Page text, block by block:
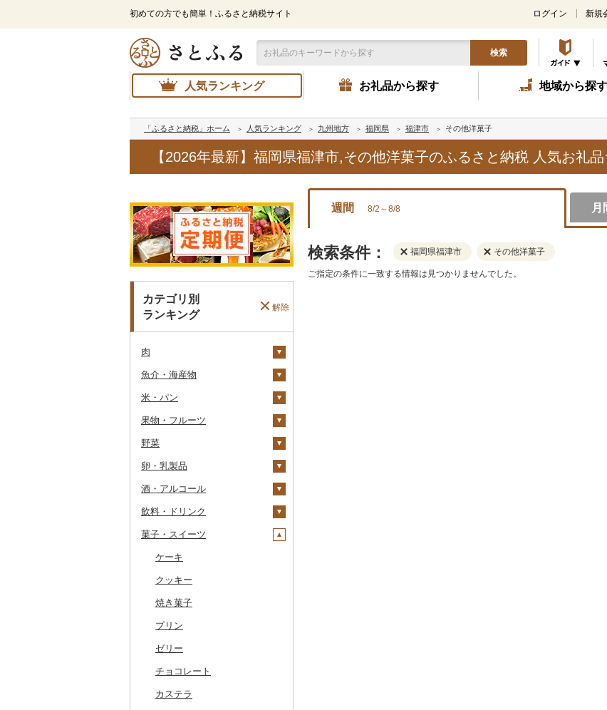
初めての方でも簡単！ふるさと納税サイト ログイン 新規
検索
人気ランキング お礼品から探す 地域から探す
「ふるさと納税」ホーム 人気ランキング 九州地方 福岡県 福津市 その他洋菓子
【2026年最新】福岡県福津市,その他洋菓子のふるさと納税 人気お礼品
カテゴリ別
ランキング
解除
肉
牛肉（精肉）
ステーキ
すき焼き
焼肉
牛タン
和牛
黒毛和牛
白老牛
仙台牛
米沢牛
山形牛
常陸牛
上州牛
飛騨牛
牛肉（加工品）
ハンバーグ
ローストビーフ
ビーフジャーキー
その他牛肉（加工品）
豚肉（精肉）
すき焼き
しゃぶしゃぶ
焼肉
アグー豚
その他豚肉（精肉）
豚肉（加工品）
ハンバーグ
もつ鍋
ハム
ソーセージ・ウインナ
鶏肉
鶏肉（精肉）
ハム・ソーセージ
唐揚げ
中津からあげ
水炊き
地鶏
赤鶏さつま
その他鶏肉
鹿肉
馬肉
羊肉・ラム肉（ジンギス
魚介・海産物
カニ
ズワイガニ
毛ガニ
かにしゃぶ
その他カニ
エビ
ボタンエビ
伊勢海老
その他エビ
いくら
うに
明太子・たらこ
明太子
たらこ
その他魚卵
数の子
からすみ
キャビア
その他魚卵
貝
帆立（ホタテ）
鮑（アワビ）
牡蠣（カキ）
あさり
しじみ
サザエ
はまぐり
うなぎ
鮮魚
鮭・サーモン
マグロ
イワシ
カツオ
金目鯛
イカ・タコ
イカ
タコ
海苔・海藻
海苔
わかめ
ひじき
干物
ししゃも
その他干物
その他魚介・加工品
しらす・ちりめん
米・パン
米
無洗米
玄米
金芽米
ゆめぴりか
つや姫
コシヒカリ
はえぬき
さがびより
あきたこまち
ひとめぼれ
ミルキークィーン
雑穀
餅
その他穀物加工品
パン
果物・フルーツ
ぶどう・マスカット
巨峰
ナガノパープル
ピオーネ
デラウェア
シャインマスカット
その他ぶどう・マスカ
いちご
りんご
もも
メロン
さくらんぼ
梨
和梨
洋梨・ラフランス
マンゴー
みかん・柑橘
みかん
レモン
不知火・デコポン
すいか
キウイ
柿（カキ）
野菜
いも
じゃがいも
さつまいも
その他いも
トマト
フルーツトマト
ミニトマト
その他トマト
玉ねぎ
ねぎ
とうもろこし
根菜
人参
大根
自然薯
レンコン
にんにく・生姜
アスパラガス
豆
きのこ
しいたけ
松茸
その他野菜
山菜
卵・乳製品
卵
チーズ
ヨーグルト
牛乳
バター
その他乳製品
酒・アルコール
ビール・発泡酒
ビール
発泡酒
地ビール・クラフトビ
日本酒
純米大吟醸
純米吟醸
大吟醸
吟醸
その他日本酒
焼酎
芋焼酎
麦焼酎
米焼酎
黒糖焼酎
その他焼酎
梅酒
泡盛
ワイン
白ワイン
赤ワイン
シャンパン・スパーク
ウイスキー
リキュール・洋酒
甘酒
飲料・ドリンク
水・ミネラルウォーター
コーヒー・コーヒー豆
飲料
コーヒー豆
粉
ドリップ
茶
飲料
茶葉・ティーバッグ
静岡茶
足柄茶
知覧茶
果汁飲料
りんごジュース
みかんジュース（オレ
紅茶
飲料
茶葉・ティーバッグ
その他飲料・ジュース
野菜ジュース
炭酸飲料
菓子・スイーツ
ケーキ
クッキー
焼き菓子
プリン
ゼリー
チョコレート
カステラ
週間 8/2～8/8 月
検索条件： 福岡県福津市 その他洋菓子
ご指定の条件に一致する情報は見つかりませんでした。